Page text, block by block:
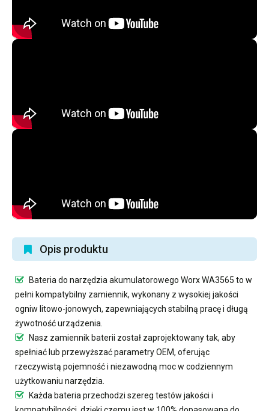
Opis produktu
Bateria do narzędzia akumulatorowego Worx WA3565 to w
pełni kompatybilny zamiennik, wykonany z wysokiej jakości
ogniw litowo-jonowych, zapewniających stabilną pracę i długą
żywotność urządzenia.
Nasz zamiennik baterii został zaprojektowany tak, aby
spełniać lub przewyższać parametry OEM, oferując
rzeczywistą pojemność i niezawodną moc w codziennym
użytkowaniu narzędzia.
Każda bateria przechodzi szereg testów jakości i